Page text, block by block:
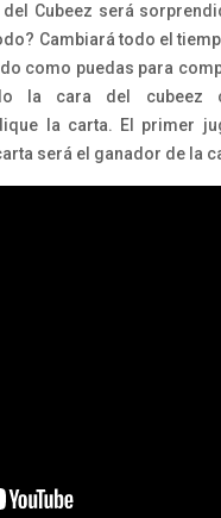
Cubeez será
Cambiará todo el
como puedas para
la cara del cubeez
la carta. El primer
será el ganador de la